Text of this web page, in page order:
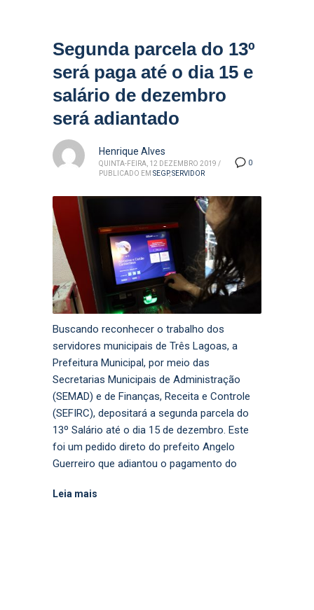
Segunda parcela do 13º
será paga até o dia 15 e
salário de dezembro
será adiantado
0
Henrique Alves
QUINTA-FEIRA, 12 DEZEMBRO 2019 /
PUBLICADO EM SEGP,SERVIDOR
Buscando reconhecer o trabalho dos
servidores municipais de Três Lagoas, a
Prefeitura Municipal, por meio das
Secretarias Municipais de Administração
(SEMAD) e de Finanças, Receita e Controle
(SEFIRC), depositará a segunda parcela do
13º Salário até o dia 15 de dezembro. Este
foi um pedido direto do prefeito Angelo
Guerreiro que adiantou o pagamento do
Leia mais